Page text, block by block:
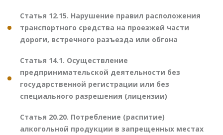
Статья 12.15. Нарушение правил расположения
транспортного средства на проезжей части
дороги, встречного разъезда или обгона
Статья 14.1. Осуществление
предпринимательской деятельности без
государственной регистрации или без
специального разрешения (лицензии)
Статья 20.20. Потребление (распитие)
алкогольной продукции в запрещенных местах